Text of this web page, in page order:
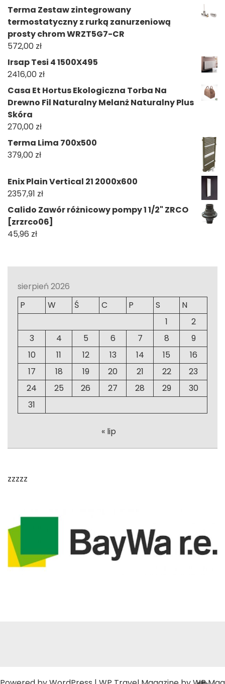
Terma Zestaw zintegrowany
termostatyczny z rurką zanurzeniową
prosty chrom WRZT5G7-CR
572,00 zł
Irsap Tesi 4 1500X495
2416,00 zł
Casa Et Hortus Ekologiczna Torba Na
Drewno Fil Naturalny Melanż Naturalny Plus
Skóra
270,00 zł
Terma Lima 700x500
379,00 zł
Enix Plain Vertical 21 2000x600
2357,91 zł
Calido Zawór różnicowy pompy 1 1/2" ZRCO
[zrzrco06]
45,96 zł
sierpień 2026
P
W Ś C P S
N
1
2
3
4 5 6 7 8
9
10
11 12 13 14 15
16
17
18 19 20 21 22
23
24
25 26 27 28 29
30
31
« lip
zzzzz